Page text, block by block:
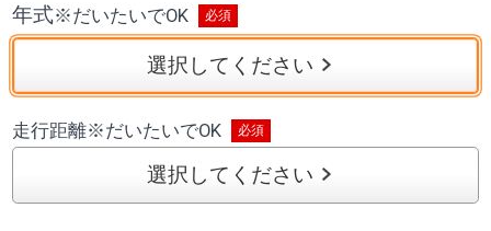
年式※だいたいでOK
選択してください
走行距離※だいたいでOK
選択してください